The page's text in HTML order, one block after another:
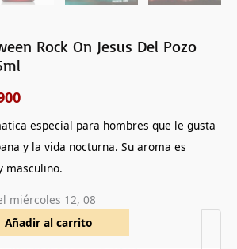
Rock On Jesus Del Pozo
especial para hombres que le gusta
y la vida nocturna. Su aroma es
masculino.
miércoles 12, 08
Añadir al carrito